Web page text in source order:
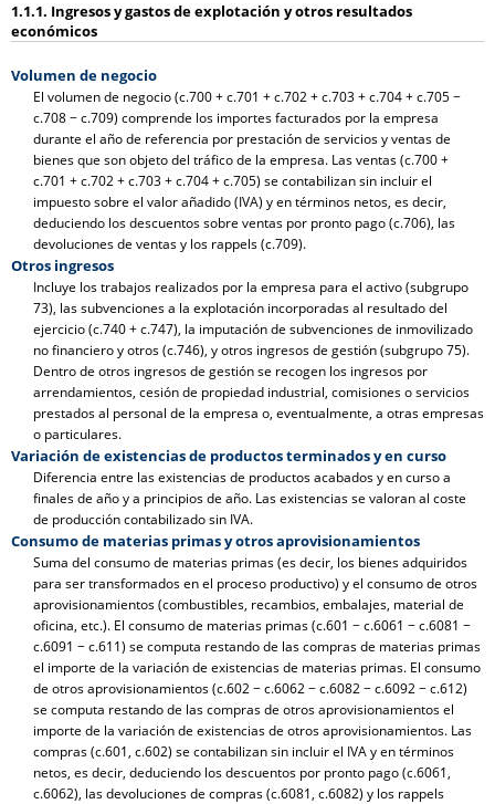
1.1.1. Ingresos y gastos de explotación y otros resultados
económicos
Volumen de negocio
El volumen de negocio (c.700 + c.701 + c.702 + c.703 + c.704 + c.705 −
c.708 − c.709) comprende los importes facturados por la empresa
durante el año de referencia por prestación de servicios y ventas de
bienes que son objeto del tráfico de la empresa. Las ventas (c.700 +
c.701 + c.702 + c.703 + c.704 + c.705) se contabilizan sin incluir el
impuesto sobre el valor añadido (IVA) y en términos netos, es decir,
deduciendo los descuentos sobre ventas por pronto pago (c.706), las
devoluciones de ventas y los rappels (c.709).
Otros ingresos
Incluye los trabajos realizados por la empresa para el activo (subgrupo
73), las subvenciones a la explotación incorporadas al resultado del
ejercicio (c.740 + c.747), la imputación de subvenciones de inmovilizado
no financiero y otros (c.746), y otros ingresos de gestión (subgrupo 75).
Dentro de otros ingresos de gestión se recogen los ingresos por
arrendamientos, cesión de propiedad industrial, comisiones o servicios
prestados al personal de la empresa o, eventualmente, a otras empresas
o particulares.
Variación de existencias de productos terminados y en curso
Diferencia entre las existencias de productos acabados y en curso a
finales de año y a principios de año. Las existencias se valoran al coste
de producción contabilizado sin IVA.
Consumo de materias primas y otros aprovisionamientos
Suma del consumo de materias primas (es decir, los bienes adquiridos
para ser transformados en el proceso productivo) y el consumo de otros
aprovisionamientos (combustibles, recambios, embalajes, material de
oficina, etc.). El consumo de materias primas (c.601 − c.6061 − c.6081 −
c.6091 − c.611) se computa restando de las compras de materias primas
el importe de la variación de existencias de materias primas. El consumo
de otros aprovisionamientos (c.602 − c.6062 − c.6082 − c.6092 − c.612)
se computa restando de las compras de otros aprovisionamientos el
importe de la variación de existencias de otros aprovisionamientos. Las
compras (c.601, c.602) se contabilizan sin incluir el IVA y en términos
netos, es decir, deduciendo los descuentos por pronto pago (c.6061,
c.6062), las devoluciones de compras (c.6081, c.6082) y los rappels